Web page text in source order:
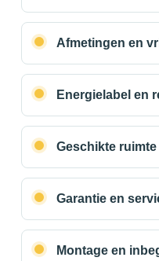
Afmetingen en
Energielabel en
Geschikte
Garantie en
Montage en